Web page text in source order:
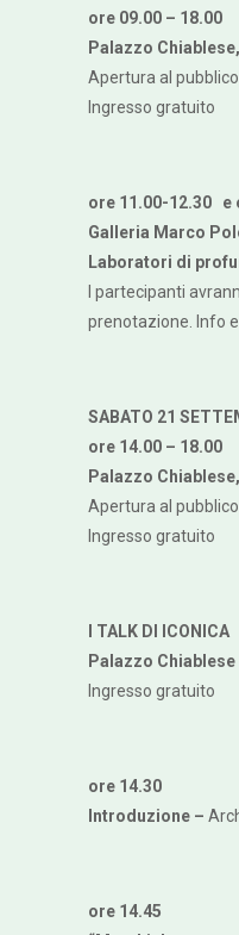
ore 09.00 – 18.00
Palazzo
Apertura al
Ingresso gratuito
ore 11.00-12.30 e
Galleria Marco
Laboratori di
I partecipanti
prenotazione. Info
SABATO 21
ore 14.00 – 18.00
Palazzo
Apertura al
Ingresso gratuito
I TALK DI ICONICA
Palazzo
Ingresso gratuito
ore 14.30
Introduzione –
ore 14.45